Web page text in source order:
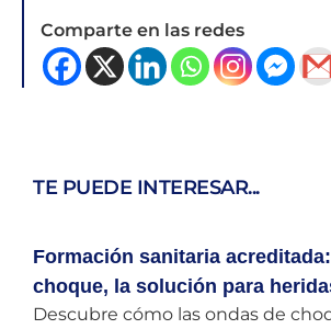
Comparte en las redes
TE PUEDE INTERESAR...
Formación sanitaria
choque, la solución para
Descubre cómo las ondas de